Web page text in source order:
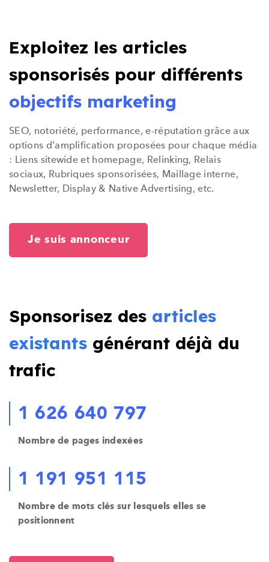
Exploitez les articles
sponsorisés pour différents
objectifs marketing
SEO, notoriété, performance, e-réputation grâce aux
options d'amplification proposées pour chaque média
: Liens sitewide et homepage, Relinking, Relais
sociaux, Rubriques sponsorisées, Maillage interne,
Newsletter, Display & Native Advertising, etc.
Je suis annonceur
Sponsorisez des articles
existants générant déjà du
trafic
1 626 640 797
Nombre de pages indexées
1 191 951 115
Nombre de mots clés sur lesquels elles se
positionnent